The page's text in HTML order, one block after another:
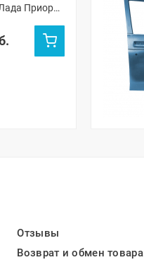
Приора
Отзывы
Возврат и обмен товара